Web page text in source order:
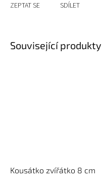
ZEPTAT SE SDÍLET
Související produkty
Kousátko zvířátko 8 cm